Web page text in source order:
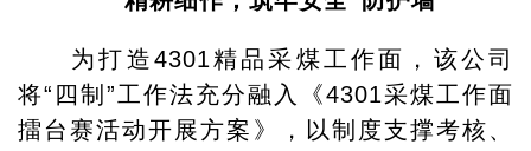
为打造4301精品采煤工作面，该公司
将“四制”工作法充分融入《4301采煤工作面
擂台赛活动开展方案》，以制度支撑考核、